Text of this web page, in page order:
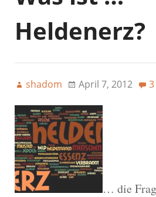
Heldenerz?
shadom April 7, 2012 3
… die